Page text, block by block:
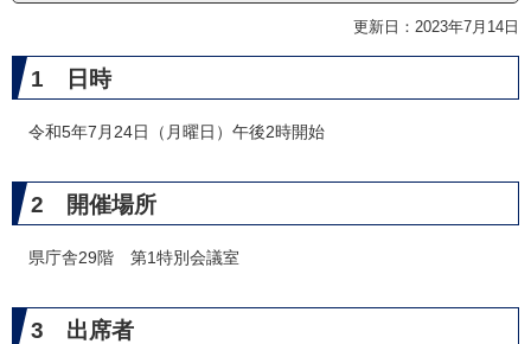
更新日：2023年7月14日
1 日時
令和5年7月24日（月曜日）午後2時開始
2 開催場所
県庁舎29階 第1特別会議室
3 出席者